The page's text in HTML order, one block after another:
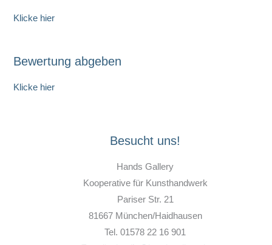
Klicke hier
Bewertung abgeben
Klicke hier
Besucht uns!
Hands Gallery
Kooperative für Kunsthandwerk
Pariser Str. 21
81667 München/Haidhausen
Tel. 01578 22 16 901